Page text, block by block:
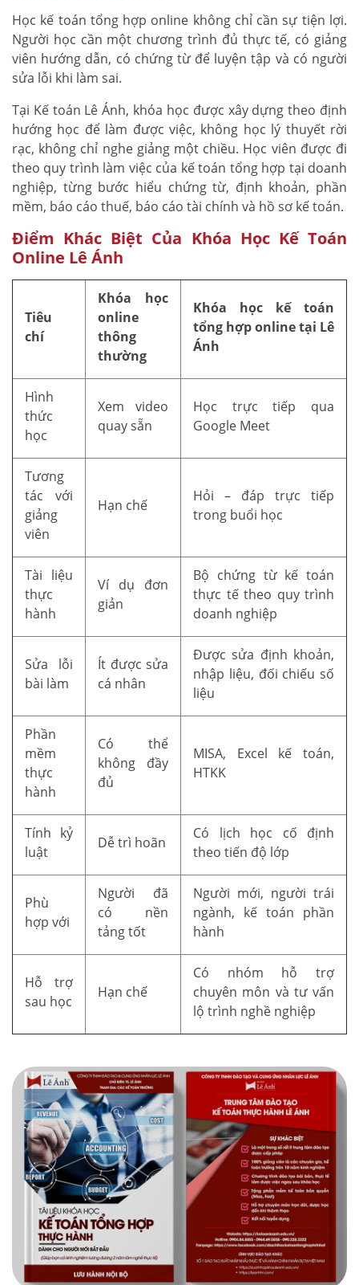
Học kế toán tổng hợp online không chỉ cần sự tiện lợi.
Người học cần một chương trình đủ thực tế, có giảng
viên hướng dẫn, có chứng từ để luyện tập và có người
sửa lỗi khi làm sai.
Tại Kế toán Lê Ánh, khóa học được xây dựng theo định
hướng học để làm được việc, không học lý thuyết rời
rạc, không chỉ nghe giảng một chiều. Học viên được đi
theo quy trình làm việc của kế toán tổng hợp tại doanh
nghiệp, từng bước hiểu chứng từ, định khoản, phần
mềm, báo cáo thuế, báo cáo tài chính và hồ sơ kế toán.
Điểm Khác Biệt Của Khóa Học Kế Toán
Online Lê Ánh
Tiêu
chí
Khóa học
online
thông
thường
Khóa học kế toán
tổng hợp online tại Lê
Ánh
Hình
thức
học
Xem video
quay sẵn
Học trực tiếp qua
Google Meet
Tương
tác với
giảng
viên
Hạn chế
Hỏi – đáp trực tiếp
trong buổi học
Tài liệu
thực
hành
Ví dụ đơn
giản
Bộ chứng từ kế toán
thực tế theo quy trình
doanh nghiệp
Sửa lỗi
bài làm
Ít được sửa
cá nhân
Được sửa định khoản,
nhập liệu, đối chiếu số
liệu
Phần
mềm
thực
hành
Có thể
không đầy
đủ
MISA, Excel kế toán,
HTKK
Tính kỷ
luật
Dễ trì hoãn
Có lịch học cố định
theo tiến độ lớp
Phù
hợp với
Người đã
có nền
tảng tốt
Người mới, người trái
ngành, kế toán phần
hành
Hỗ trợ
sau học
Hạn chế
Có nhóm hỗ trợ
chuyên môn và tư vấn
lộ trình nghề nghiệp